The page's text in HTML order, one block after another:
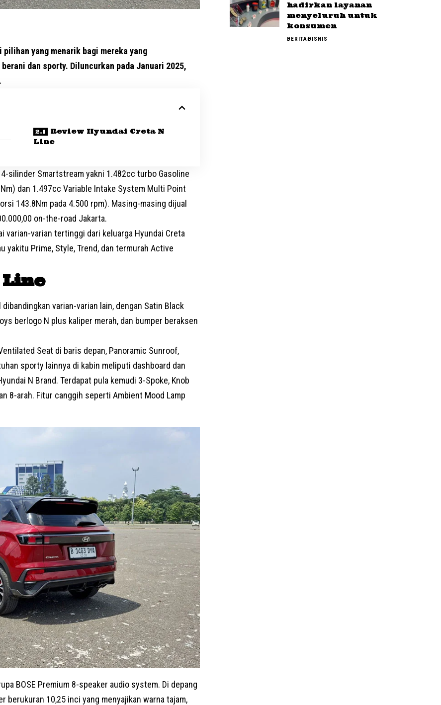
yang menarik bagi mereka yang
dan sporty. Diluncurkan pada Januari 2025,
Review Hyundai Creta N
Line
silinder Smartstream yakni 1.482cc turbo Gasoline
dan 1.497cc Variable Intake System Multi Point
143.8Nm pada 4.500 rpm). Masing-masing dijual
on-the-road Jakarta.
varian-varian tertinggi dari keluarga Hyundai Creta
yakitu Prime, Style, Trend, dan termurah Active
varian-varian lain, dengan Satin Black
berlogo N plus kaliper merah, dan bumper beraksen
Seat di baris depan, Panoramic Sunroof,
sporty lainnya di kabin meliputi dashboard dan
N Brand. Terdapat pula kemudi 3-Spoke, Knob
8-arah. Fitur canggih seperti Ambient Mood Lamp
BOSE Premium 8-speaker audio system. Di depang
berukuran 10,25 inci yang menyajikan warna tajam,
hadirkan layanan
menyeluruh untuk
konsumen
BERITABISNIS